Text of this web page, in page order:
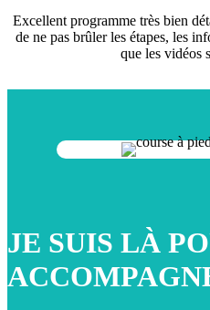
Excellent programme très bien
de ne pas brûler les étapes, les
que les vidéos
JE SUIS LÀ